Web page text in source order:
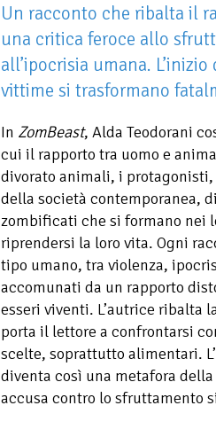
Un racconto che ribalta il
una critica feroce allo
all’ipocrisia umana.
vittime si trasformano
In ZomBeast, Alda Teodorani
cui il rapporto tra uomo e
divorato animali, i
della società contemporanea,
zombificati che si formano nei
riprendersi la loro vita. Ogni
tipo umano, tra violenza,
accomunati da un rapporto
esseri viventi. L’autrice ribalta
porta il lettore a confrontarsi
scelte, soprattutto alimentari.
diventa così una metafora
accusa contro lo sfruttamento